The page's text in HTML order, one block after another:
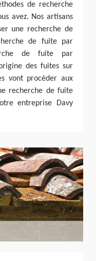
de recherche
avez. Nos artisans
une recherche de
de fuite par
de fuite par
des fuites sur
vont procéder aux
recherche de fuite
entreprise Davy